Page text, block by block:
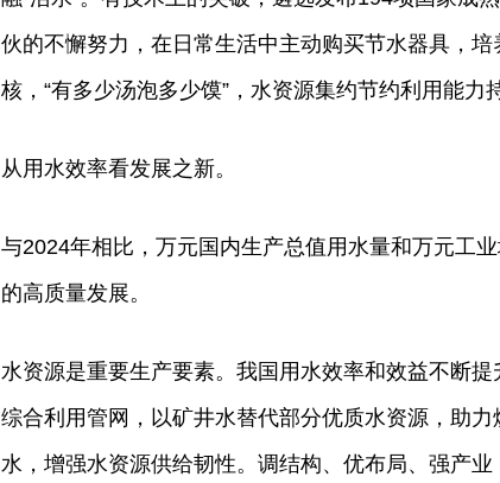
伙的不懈努力，在日常生活中主动购买节水器具，
核，“有多少汤泡多少馍”，水资源集约节约利用能力
从用水效率看发展之新。
与2024年相比，万元国内生产总值用水量和万元工
的高质量发展。
水资源是重要生产要素。我国用水效率和效益不断
综合利用管网，以矿井水替代部分优质水资源，助
水，增强水资源供给韧性。调结构、优布局、强产业